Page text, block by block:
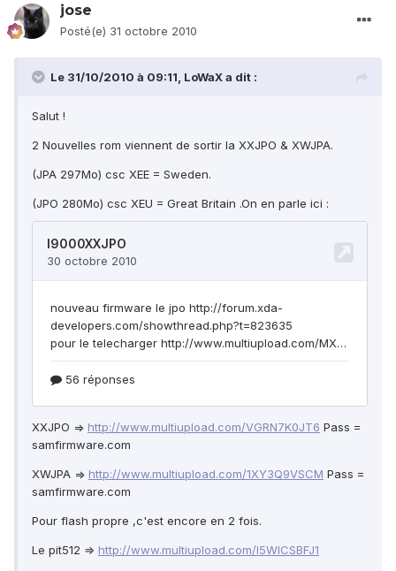
jose
Posté(e) 31 octobre 2010
Le 31/10/2010 à 09:11, LoWaX a dit :
Salut !
2 Nouvelles rom viennent de sortir la XXJPO & XWJPA.
(JPA 297Mo) csc XEE = Sweden.
(JPO 280Mo) csc XEU = Great Britain .On en parle ici :
XXJPO => http://www.multiupload.com/VGRN7K0JT6 Pass =
samfirmware.com
XWJPA => http://www.multiupload.com/1XY3Q9VSCM Pass =
samfirmware.com
Pour flash propre ,c'est encore en 2 fois.
Le pit512 ⇒ http://www.multiupload.com/I5WICSBFJ1